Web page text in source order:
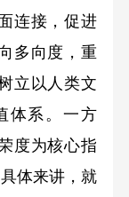
连接，促进
多向度，重
立以人类文
体系。一方
度为核心指
体来讲，就